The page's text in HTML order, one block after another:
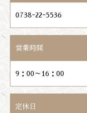
0738ｰ22ｰ5536
営業時間
9：00～16：00
定休日